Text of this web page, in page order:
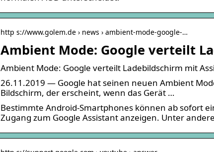
http s://www.golem.de › news › ambient-mode-google-…
Ambient Mode: Google verteilt
Ambient Mode: Google verteilt Ladebildschirm mit
26.11.2019 — Google hat seinen neuen Ambient
Bildschirm, der erscheint, wenn das Gerät …
Bestimmte Android-Smartphones können ab sofort
Zugang zum Google Assistant anzeigen. Unter